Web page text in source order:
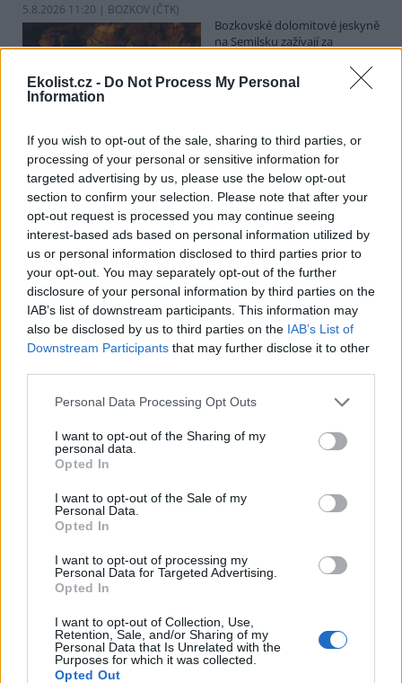
Ekolist.cz - Do Not Process My Personal
Information
If you wish to opt-out of the sale, sharing to third parties, or
processing of your personal or sensitive information for
targeted advertising by us, please use the below opt-out
section to confirm your selection. Please note that after your
opt-out request is processed you may continue seeing
interest-based ads based on personal information utilized by
us or personal information disclosed to third parties prior to
your opt-out. You may separately opt-out of the further
disclosure of your personal information by third parties on the
IAB’s list of downstream participants. This information may
also be disclosed by us to third parties on the IAB’s List of
Downstream Participants that may further disclose it to other
Personal Data Processing Opt Outs
I want to opt-out of the Sharing of my
personal data.
Opted In
I want to opt-out of the Sale of my
Personal Data.
Opted In
I want to opt-out of processing my
Personal Data for Targeted Advertising.
Opted In
I want to opt-out of Collection, Use,
Retention, Sale, and/or Sharing of my
Personal Data that Is Unrelated with the
Purposes for which it was collected.
Opted Out
5.8.2026 11:20 | BOZKOV (ČTK)
Bozkovské dolomitové jeskyně
na Semilsku zažívají za
nečekaný nápor. Jde sice o
jedno z nejchladnějších míst v
Libereckém kraji, které má stálou teplotu mezi 7,5 až devíti stupni
Dušana Milky k nim lidé přicházeli spíše v době, když bylo nevlídno.
V pěti zemích Amazonie zatkli stovky lidí kvůli
environmentální kriminalitě
5.8.2026 10:34 | BOGOTÁ (ČTK)
Policisté v pěti zemích ležících
v Amazonii pozatýkali stovky
lidí a zabavili dřevo, minerály i
zvířata v hodnotě přes 280
milionů dolarů (kolem 5,9
miliard korun) při jednom z největších koordinovaných zásahů
proti environmentální kriminalitě v největším deštném pralese
světa. Napsala to agentura AP, podle níž se do operace nazvané
Potok Bylanka v Pardubicích vyschl. Městský obvod
chce, aby Povodí Labe vyčistilo koryto
5.8.2026 10:26 | PARDUBICE (ČTK)
Diskuse: 1
průtoků a suchého počasí
vyschl. Městský obvod VI chce
Povodí Labe. Organizace ale požadavek odmítla s tím, že údržbu
dělala už v červnu a další zásah v tuto chvíli neplánuje, zjistila ČTK.